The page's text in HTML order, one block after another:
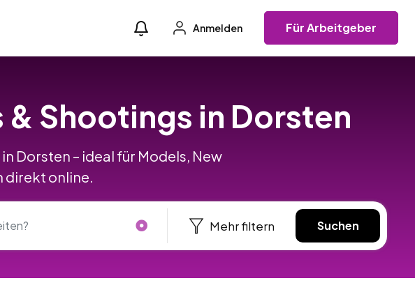
Anmelden Für Arbeitgeber
Shootings in Dorsten
Dorsten – ideal für Models, New
direkt online.
Mehr filtern Suchen